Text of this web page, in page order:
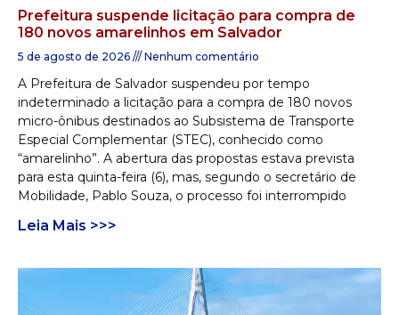
Prefeitura suspende licitação para compra de
180 novos amarelinhos em Salvador
5 de agosto de 2026 Nenhum comentário
A Prefeitura de Salvador suspendeu por tempo
indeterminado a licitação para a compra de 180 novos
micro-ônibus destinados ao Subsistema de Transporte
Especial Complementar (STEC), conhecido como
“amarelinho”. A abertura das propostas estava prevista
para esta quinta-feira (6), mas, segundo o secretário de
Mobilidade, Pablo Souza, o processo foi interrompido
Leia Mais >>>